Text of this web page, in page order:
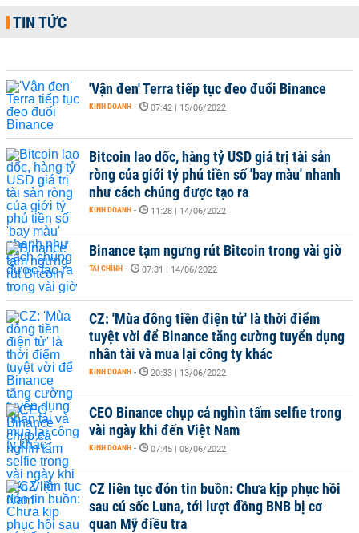
TIN TỨC
'Vận đen' Terra tiếp tục đeo đuổi Binance
KINH DOANH - 07:42 | 15/06/2022
Bitcoin lao dốc, hàng tỷ USD giá trị tài sản
ròng của giới tỷ phú tiền số 'bay màu' nhanh
như cách chúng được tạo ra
KINH DOANH - 11:28 | 14/06/2022
Binance tạm ngưng rút Bitcoin trong vài giờ
TÀI CHÍNH - 07:31 | 14/06/2022
CZ: 'Mùa đông tiền điện tử' là thời điểm
tuyệt vời để Binance tăng cường tuyển dụng
nhân tài và mua lại công ty khác
KINH DOANH - 20:33 | 13/06/2022
CEO Binance chụp cả nghìn tấm selfie trong
vài ngày khi đến Việt Nam
KINH DOANH - 07:45 | 08/06/2022
CZ liên tục đón tin buồn: Chưa kịp phục hồi
sau cú sốc Luna, tới lượt đồng BNB bị cơ
quan Mỹ điều tra